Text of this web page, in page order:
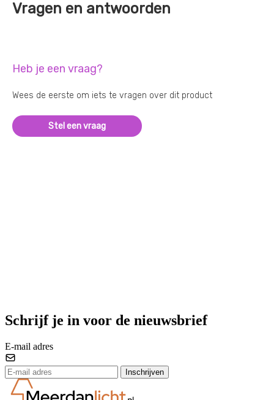
Vragen en antwoorden
Heb je een vraag?
Wees de eerste om iets te vragen over dit product
Stel een vraag
Schrijf je in voor de nieuwsbrief
E-mail adres
Inschrijven